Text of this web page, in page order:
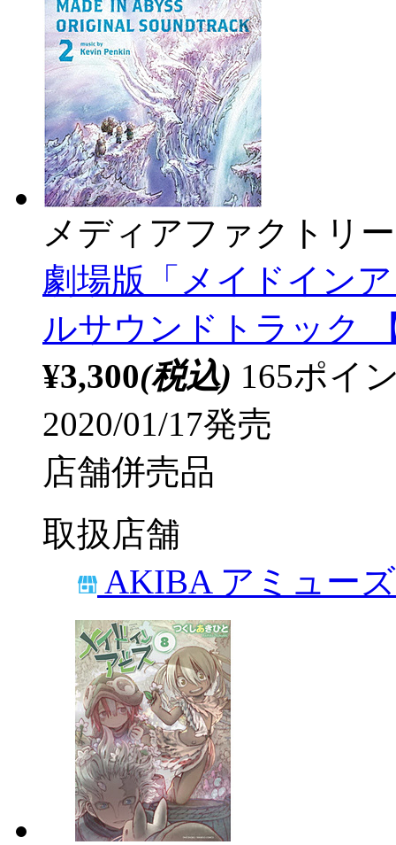
メディアファクトリー
劇場版「メイドイン
ルサウンドトラック
¥3,300(税込) 165ポイ
2020/01/17発売
店舗併売品
取扱店舗
AKIBA アミュー